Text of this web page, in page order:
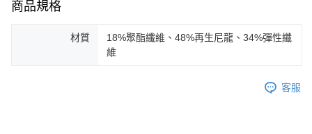
３．未成年的使用者請事先徵得法定代理人或監護人之同意方可使用
４．使用「AFTEE先享後付」時，將依據個別帳號之用戶狀況，依本公司即
時審查核予不同之上限額度；若仍有額度不足之情形，本公司將視審查結果
５．嚴禁一人註冊多個帳號或使用他人資訊註冊。若發現惡意使用之情形，
恩沛科技股份有限公司將有權停止該用戶之使用額度並採取法律行動。
商品規格
材質
18%聚酯纖維、48%再生尼龍、34%彈性纖
維
客服